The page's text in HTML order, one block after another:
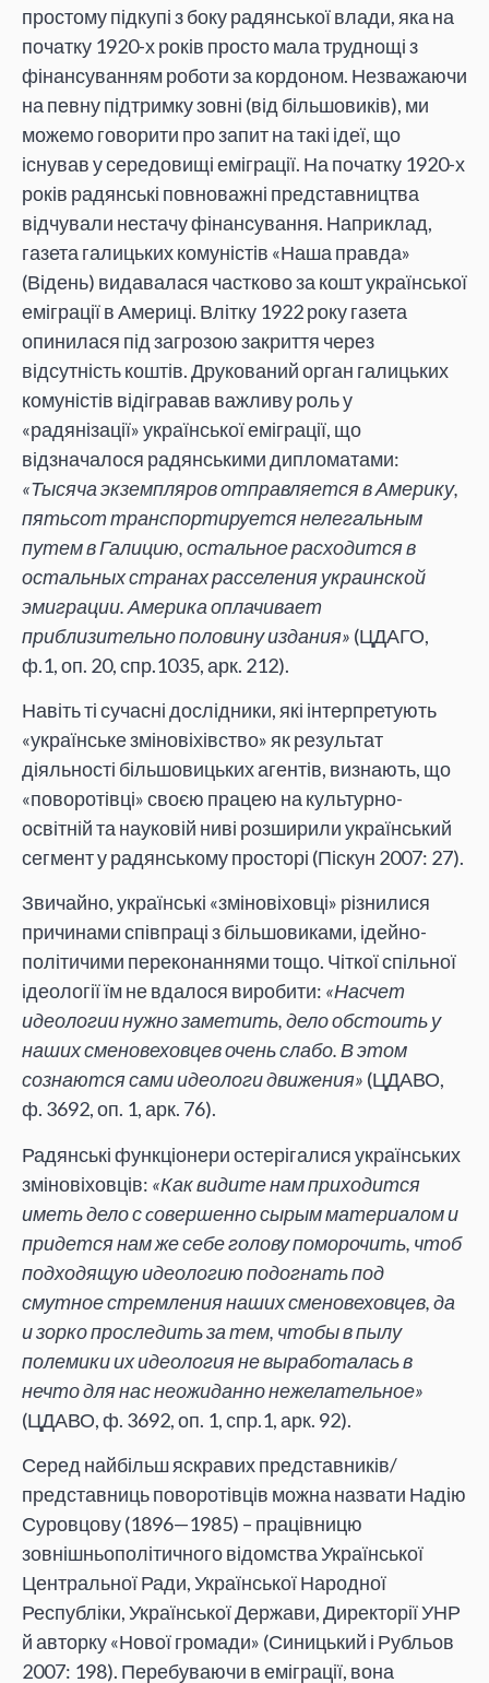
простому підкупі з боку радянської влади, яка на
початку 1920-х років простомала труднощі з
фінансуванням роботи за кордоном. Незважаючи
на певну підтримку зовні (від більшовиків), ми
можемо говорити про запит на такі ідеї, що
існував у середовищі еміграції. На початку 1920-х
років радянські повноважні представництва
відчували нестачу фінансування. Наприклад,
газета галицьких комуністів «Наша правда»
(Відень) видавалася частково за кошт української
еміграції в Америці. Влітку 1922 року газета
опинилася під загрозою закриття через
відсутність коштів. Друкований орган галицьких
комуністів відігравав важливу роль у
«радянізації» української еміграції, що
відзначалося радянськими дипломатами:
«Тысяча экземпляров отправляется в Америку,
пятьсот транспортируется нелегальным
путем в Галицию, остальное расходится в
остальных странах расселения украинской
эмиграции. Америка оплачивает
приблизительно половину издания» (ЦДАГО,
ф.1, оп. 20, спр.1035, арк. 212).
Навіть ті сучасні дослідники, які інтерпретують
«українське зміновіхівство» як результат
діяльності більшовицьких агентів, визнають, що
«поворотівці» своєю працею на культурно-
освітній та науковій ниві розширили український
сегмент у радянському просторі (Піскун 2007: 27).
Звичайно, українські «зміновіховці» різнилися
причинами співпраці з більшовиками, ідейно-
політичими переконаннями тощо. Чіткої спільної
ідеології їм не вдалося виробити: «Насчет
идеологии нужно заметить, дело обстоить у
наших сменовеховцев очень слабо. В этом
сознаются сами идеологи движения» (ЦДАВО,
ф. 3692, оп. 1, арк. 76).
Радянські функціонери остерігалися українських
зміновіховців: «Как видите нам приходится
иметь дело с cовершенно сырым материалом и
придется нам же себе голову поморочить, чтоб
подходящую идеологию подогнать под
смутное стремления наших сменовеховцев, да
и зорко проследить за тем, чтобы в пылу
полемики их идеология не выработалась в
нечто для нас неожиданно нежелательное»
(ЦДАВО, ф. 3692, оп. 1, спр.1, арк. 92).
Серед найбільш яскравих представників/
представниць поворотівців можна назвати Надію
Суровцову (1896—1985) – працівницю
зовнішньополітичного відомства Української
Центральної Ради, Української Народної
Республіки, Української Держави, Директорії УНР
й авторку «Нової громади» (Синицький і Рубльов
2007: 198). Перебуваючи в еміграції, вона